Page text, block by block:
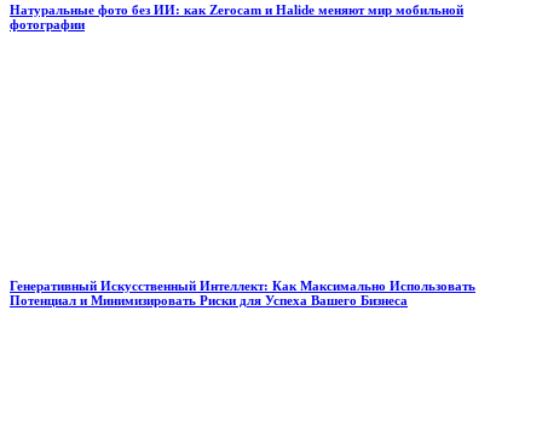
Натуральные фото без ИИ: как Zerocam и Halide меняют мир мобильной
фотографии
Генеративный Искусственный Интеллект: Как Максимально Использовать
Потенциал и Минимизировать Риски для Успеха Вашего Бизнеса